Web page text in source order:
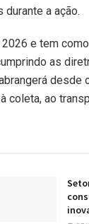
a ação.
e tem
as
desde
coleta, ao